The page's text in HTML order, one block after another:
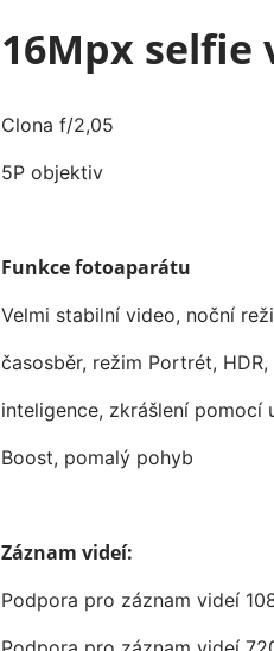
16Mpx selfie
Clona f/2,05
5P objektiv
Funkce fotoaparátu
Velmi stabilní video, noční
časosběr, režim Portrét,
inteligence, zkrášlení pomocí
Boost, pomalý pohyb
Záznam videí:
Podpora pro záznam videí